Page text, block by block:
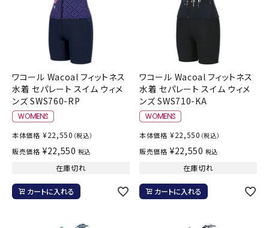
ワコール Wacoal フィットネス
水着 セパレート スイム ウィメ
ンズ SWS760-RP
本体価格 ¥22,550 （税込）
販売価格 ¥22,550 税込
在庫切れ
カートに入れる
ワコール Wacoal フィットネス
水着 セパレート スイム ウィメ
ンズ SWS710-KA
本体価格 ¥22,550 （税込）
販売価格 ¥22,550 税込
在庫切れ
カートに入れる